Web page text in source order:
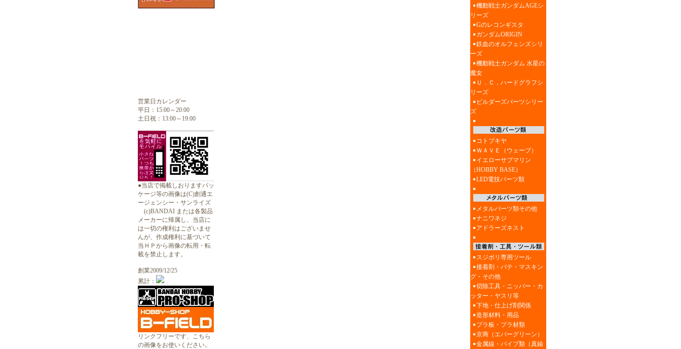
営業日カレンダー
平日：15:00～20:00
土日祝：13:00～19:00
●当店で掲載しおりますパッ
ケージ等の画像は(C)創通エ
ージェンシー・サンライズ
(c)BANDAI または各製品
メーカーに帰属し、当店に
は一切の権利はございませ
んが、作成権利に基づいて
当ＨＰから画像の転用・転
載を禁止します。
創業2009/12/25
累計：
リンクフリーです、こちら
の画像をお使いください。
機動戦士ガンダムAGEシ
リーズ
Gのレコンギスタ
ガンダムORIGIN
鉄血のオルフェンズシリ
ーズ
機動戦士ガンダム 水星の
魔女
Ｕ．Ｃ．ハードグラフシ
リーズ
ビルダーズパーツシリー
ズ
コトブキヤ
ＷＡＶＥ（ウェーブ）
イエローサブマリン
（HOBBY BASE）
LED電技パーツ類
メタルパーツ類その他
ナニワネジ
アドラーズネスト
スジボリ専用ツール
接着剤・パテ・マスキン
グ・その他
切除工具・ニッパー・カ
ッター・ヤスリ等
下地・仕上げ剤関係
造形材料・用品
プラ板・プラ材類
京商（エバーグリーン）
金属線・パイプ類（真鍮